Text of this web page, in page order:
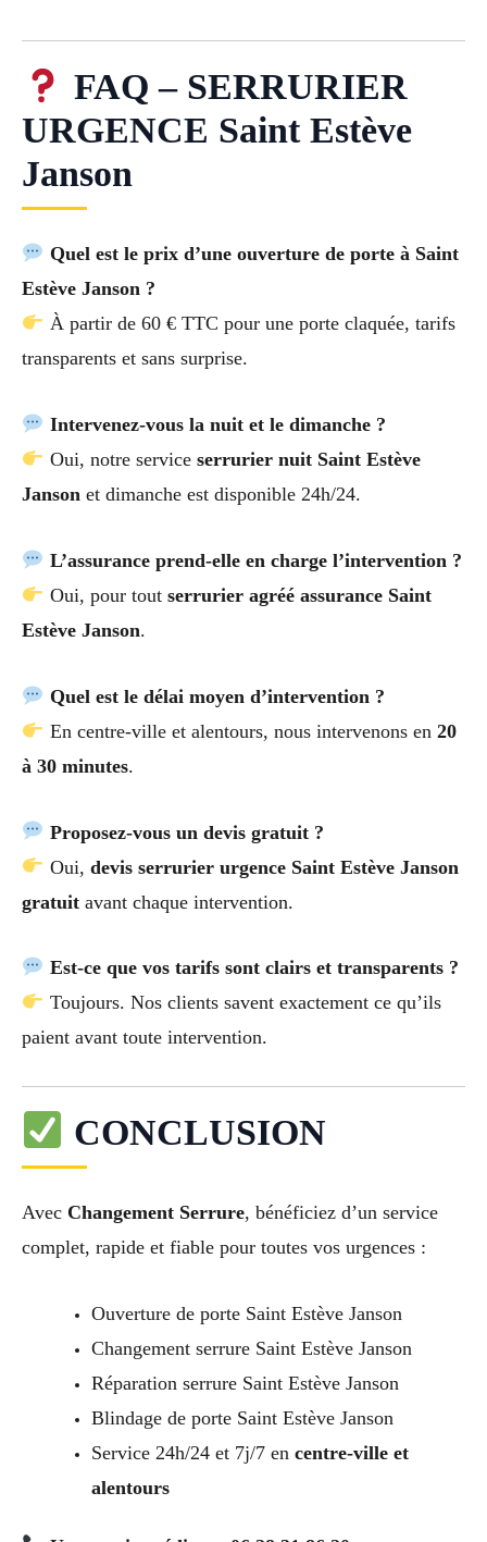
FAQ – SERRURIER
URGENCE Saint Estève
Janson
Quel est le prix d’une ouverture de porte à Saint
Estève Janson ?
À partir de 60 € TTC pour une porte claquée, tarifs
transparents et sans surprise.
Intervenez-vous la nuit et le dimanche ?
Oui, notre service serrurier nuit Saint Estève
Janson et dimanche est disponible 24h/24.
L’assurance prend-elle en charge l’intervention ?
Oui, pour tout serrurier agréé assurance Saint
Estève Janson.
Quel est le délai moyen d’intervention ?
En centre-ville et alentours, nous intervenons en 20
à 30 minutes.
Proposez-vous un devis gratuit ?
Oui, devis serrurier urgence Saint Estève Janson
gratuit avant chaque intervention.
Est-ce que vos tarifs sont clairs et transparents ?
Toujours. Nos clients savent exactement ce qu’ils
paient avant toute intervention.
CONCLUSION
Avec Changement Serrure, bénéficiez d’un service
complet, rapide et fiable pour toutes vos urgences :
Ouverture de porte Saint Estève Janson
Changement serrure Saint Estève Janson
Réparation serrure Saint Estève Janson
Blindage de porte Saint Estève Janson
Service 24h/24 et 7j/7 en centre-ville et
alentours